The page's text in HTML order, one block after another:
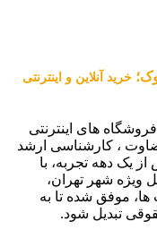
خرید آنلاین و اینترنتی
های اینترنتی
، کارشناسی ارشد
یک دهه تجربه، با
ویژه شهر تهران،
موفق شده تا به
تبدیل شود.